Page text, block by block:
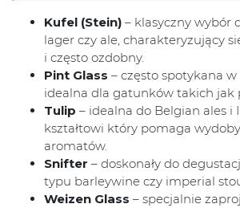
Kufel (Stein) – klasyczny wybór
lager czy ale, charakteryzujący
i często ozdobny.
Pint Glass – często spotykana
idealna dla gatunków takich jak
Tulip – idealna do Belgian ales i
kształtowi który pomaga
aromatów.
Snifter – doskonały do
typu barleywine czy imperial
Weizen Glass – specjalnie